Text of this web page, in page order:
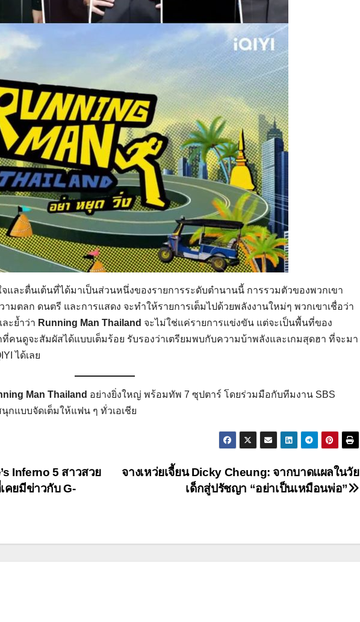
และตื่นเต้นที่ได้มาเป็นส่วนหนึ่งของรายการระดับตำนานนี้ การรวมตัวของพวกเขา
มตลก ดนตรี และการแสดง จะทำให้รายการเต็มไปด้วยพลังงานใหม่ๆ พวกเขาเชื่อว่า
ะย้ำว่า Running Man Thailand จะไม่ใช่แค่รายการแข่งขัน แต่จะเป็นพื้นที่ของ
คนดูจะสัมผัสได้แบบเต็มร้อย รับรองว่าเตรียมพบกับความบ้าพลังและเกมสุดฮา ที่จะมา
ได้เลย
Man Thailand อย่างยิ่งใหญ่ พร้อมทัพ 7 ซุปตาร์ โดยร่วมมือกับทีมงาน SBS
กแบบจัดเต็มให้แฟน ๆ ทั่วเอเชีย
จางเหว่ยเจี้ยน Dicky Cheung: จากบาดแผลในวัย
เด็กสู่ปรัชญา “อย่าเป็นเหมือนพ่อ”
Inferno 5 สาวสวย
คยมีข่าวกับ G-